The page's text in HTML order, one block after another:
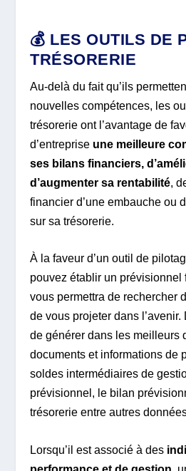
💰 LES OUTILS DE
TRÉSORERIE
Au-delà du fait qu’ils
nouvelles compétences, les
trésorerie ont l’avantage de
d’entreprise une meilleure
ses bilans financiers,
d’augmenter sa rentabilité,
financier d’une embauche ou
sur sa trésorerie.
À la faveur d’un outil de
pouvez établir un prévisionnel
vous permettra de rechercher
de vous projeter dans
de générer dans les meilleurs
documents et informations de
soldes intermédiaires de
prévisionnel, le bilan
trésorerie entre autres
Lorsqu’il est associé à des